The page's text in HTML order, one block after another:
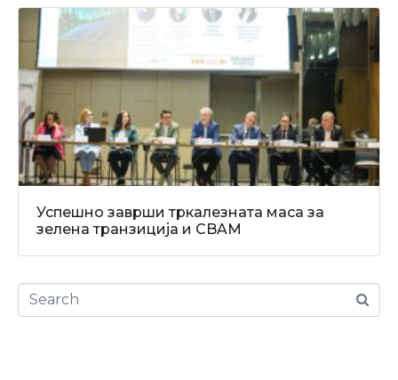
Успешно заврши тркалезната маса за
зелена транзиција и CBAM